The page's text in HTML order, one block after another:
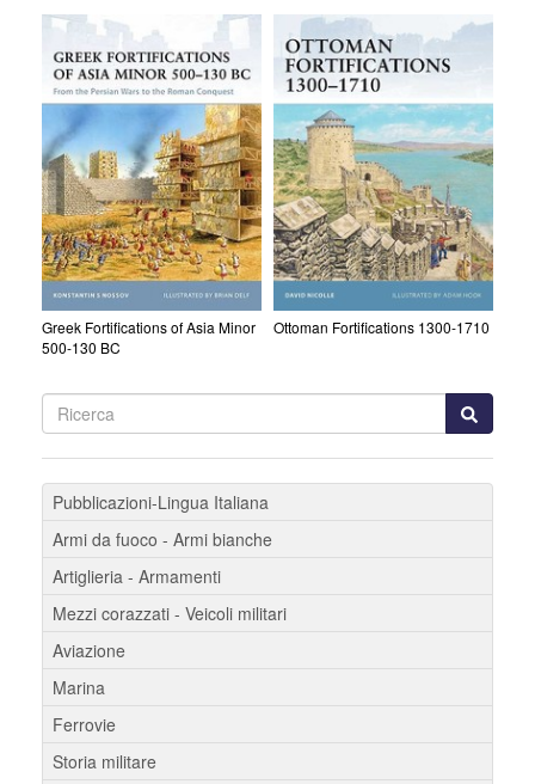
Greek Fortifications of Asia Minor
500-130 BC
Ottoman Fortifications 1300-1710
Pubblicazioni-Lingua Italiana
Armi da fuoco - Armi bianche
Artiglieria - Armamenti
Mezzi corazzati - Veicoli militari
Aviazione
Marina
Ferrovie
Storia militare